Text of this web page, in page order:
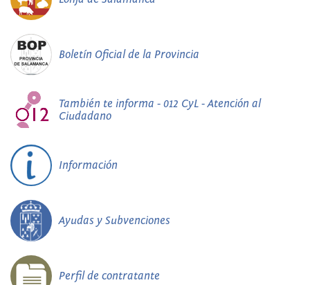
Boletín Oficial de la Provincia
También te informa - 012 CyL - Atención al
Ciudadano
Información
Ayudas y Subvenciones
Perfil de contratante